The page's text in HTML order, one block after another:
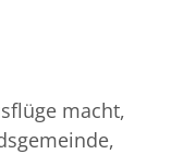
macht,